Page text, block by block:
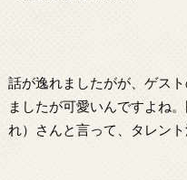
話が逸れましたがが、ゲス
ましたが可愛いんですよね
れ）さんと言って、タレント